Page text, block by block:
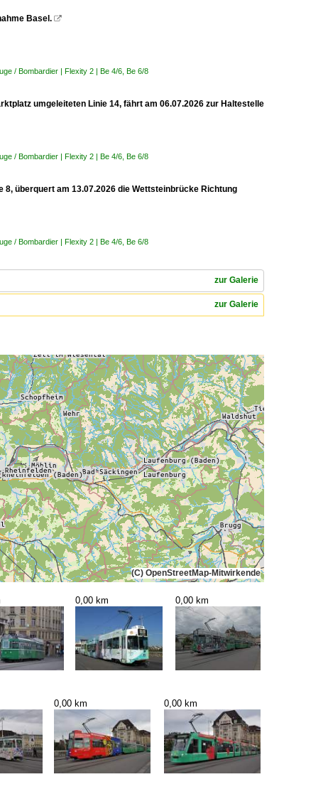
Basel. 
/ Bombardier | Flexity 2 | Be 4/6, Be 6/8
umgeleiteten Linie 14, fährt am 06.07.2026 zur Haltestelle
/ Bombardier | Flexity 2 | Be 4/6, Be 6/8
überquert am 13.07.2026 die Wettsteinbrücke Richtung
/ Bombardier | Flexity 2 | Be 4/6, Be 6/8
zur Galerie
zur Galerie
(C) OpenStreetMap-Mitwirkende
0,00 km 0,00 km
0,00 km 0,00 km